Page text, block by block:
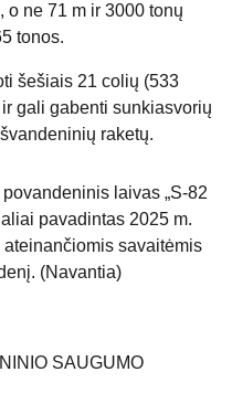
o ne 71 m ir 3000 tonų
tonos.
šešiais 21 colių (533
gali gabenti sunkiasvorių
raketų.
laivas „S-82
pavadintas 2025 m.
savaitėmis
(Navantia)
SAUGUMO